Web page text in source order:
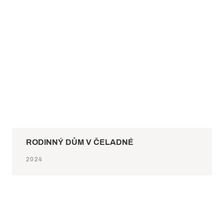
RODINNÝ DŮM V ČELADNÉ
2024